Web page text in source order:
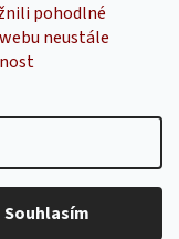
pohodlné
neustále
Souhlasím